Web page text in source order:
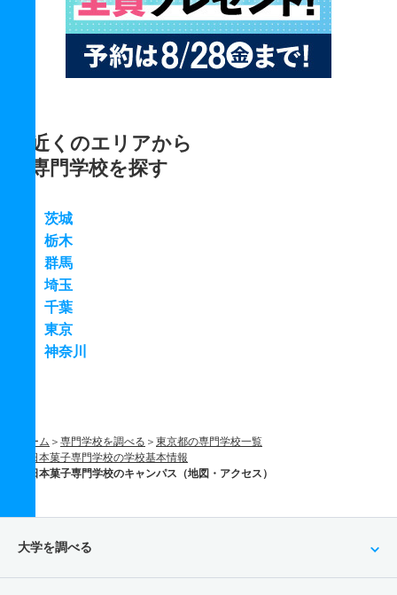
近くのエリアから
専門学校を探す
茨城
栃木
群馬
埼玉
千葉
東京
神奈川
ホーム 専門学校を調べる
東京都の専門学校一覧
日本菓子専門学校の学校基本情報
日本菓子専門学校のキャンパス（地図・アクセス）
大学を調べる